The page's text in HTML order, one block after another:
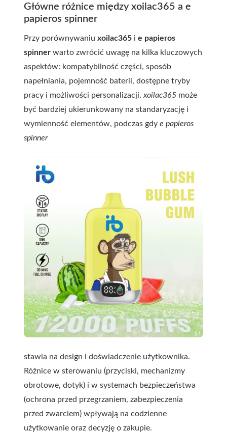
Główne różnice między xoilac365 a e
papieros spinner
Przy porównywaniu xoilac365 i e papieros
spinner warto zwrócić uwagę na kilka kluczowych
aspektów: kompatybilność części, sposób
napełniania, pojemność baterii, dostępne tryby
pracy i możliwości personalizacji. xoilac365 może
być bardziej ukierunkowany na standaryzację i
wymienność elementów, podczas gdy e papieros
spinner
stawia na design i doświadczenie użytkownika.
Różnice w sterowaniu (przyciski, mechanizmy
obrotowe, dotyk) i w systemach bezpieczeństwa
(ochrona przed przegrzaniem, zabezpieczenia
przed zwarciem) wpływają na codzienne
użytkowanie oraz decyzję o zakupie.